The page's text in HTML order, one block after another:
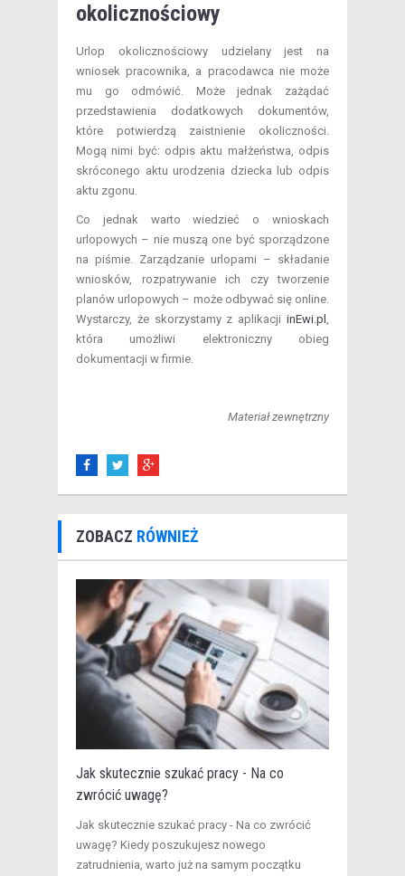
okolicznościowy
Urlop okolicznościowy udzielany jest na
wniosek pracownika, a pracodawca nie może
mu go odmówić. Może jednak zażądać
przedstawienia dodatkowych dokumentów,
które potwierdzą zaistnienie okoliczności.
Mogą nimi być: odpis aktu małżeństwa, odpis
skróconego aktu urodzenia dziecka lub odpis
aktu zgonu.
Co jednak warto wiedzieć o wnioskach
urlopowych – nie muszą one być sporządzone
na piśmie. Zarządzanie urlopami – składanie
wniosków, rozpatrywanie ich czy tworzenie
planów urlopowych – może odbywać się online.
Wystarczy, że skorzystamy z aplikacji inEwi.pl ,
która umożliwi elektroniczny obieg
dokumentacji w firmie.
Materiał zewnętrzny
ZOBACZ RÓWNIEŻ
Jak skutecznie szukać pracy - Na co
zwrócić uwagę?
Jak skutecznie szukać pracy - Na co zwrócić
uwagę? Kiedy poszukujesz nowego
zatrudnienia, warto już na samym początku